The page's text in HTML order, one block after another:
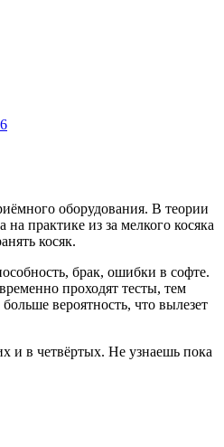
оборудования. В теории
практике из за мелкого косяка
косяк.
брак, ошибки в софте.
проходят тесты, тем
вероятность, что вылезет
и в четвёртых. Не узнаешь пока